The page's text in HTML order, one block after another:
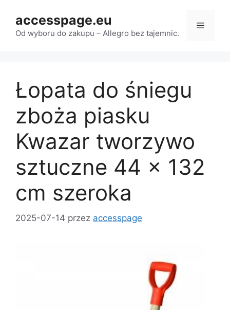
treści
accesspage.eu
Od wyboru do zakupu – Allegro bez tajemnic.
Menu
Łopata do śniegu
zboża piasku
Kwazar tworzywo
sztuczne 44 x 132
cm szeroka
2025-07-14 przez accesspage